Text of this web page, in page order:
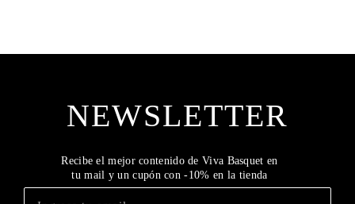
NEWSLETTER
Recibe el mejor contenido de Viva Basquet en
tu mail y un cupón con -10% en la tienda